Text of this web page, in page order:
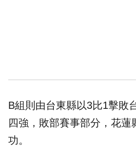
B組則由台東縣以3比1擊敗
四強，敗部賽事部分，花蓮
功。